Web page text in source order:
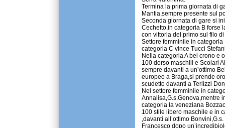
Termina la prima giornata di
Mantia,sempre presente sul
Seconda giornata di gare si
Cechetto,in categoria B forse
con vittoria del primo sul filo
Settore femminile in
categoria C vince Tucci
Nella categoria A bel crono e
100 dorso maschili e Scolari
sempre davanti a un’ottimo
europeo a Braga,si prende
scudetto davanti a Terlizzi
Nel settore femminile in
Annalisa,G.s.Genova,mentre
categoria la veneziana
100 stile libero maschile e in
,davanti all’ottimo
Francesco dopo